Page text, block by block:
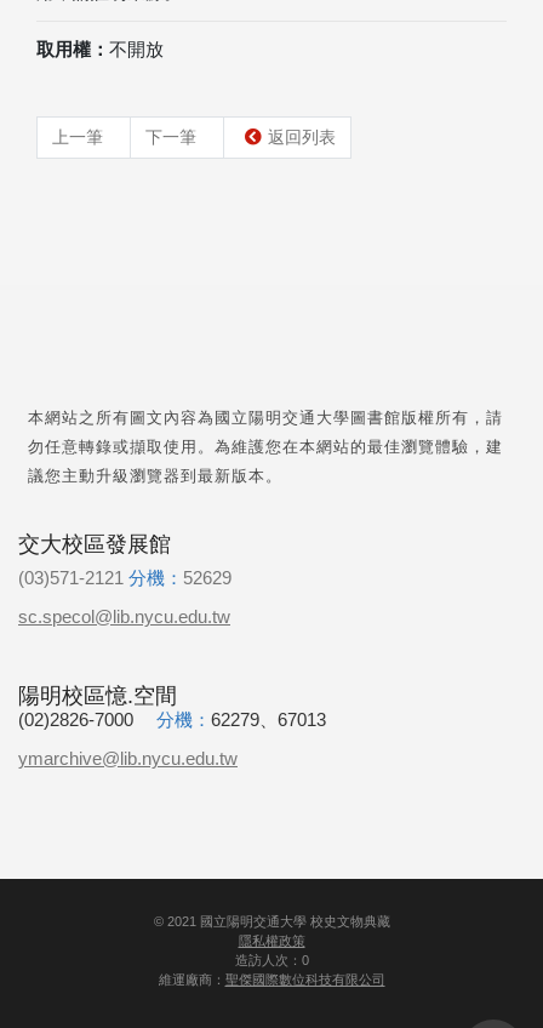
取用權： 不開放
上一筆 下一筆 返回列表
本網站之所有圖文內容為國立陽明交通大學圖書館版權所有，請
勿任意轉錄或擷取使用。為維護您在本網站的最佳瀏覽體驗，建
議您主動升級瀏覽器到最新版本。
交大校區發展館
(03)571-2121 分機： 52629
sc.specol@lib.nycu.edu.tw
陽明校區憶.空間
(02)2826-7000 分機： 62279、67013
ymarchive@lib.nycu.edu.tw
© 2021 國立陽明交通大學 校史文物典藏
隱私權政策
造訪人次：0
維運廠商： 聖傑國際數位科技有限公司